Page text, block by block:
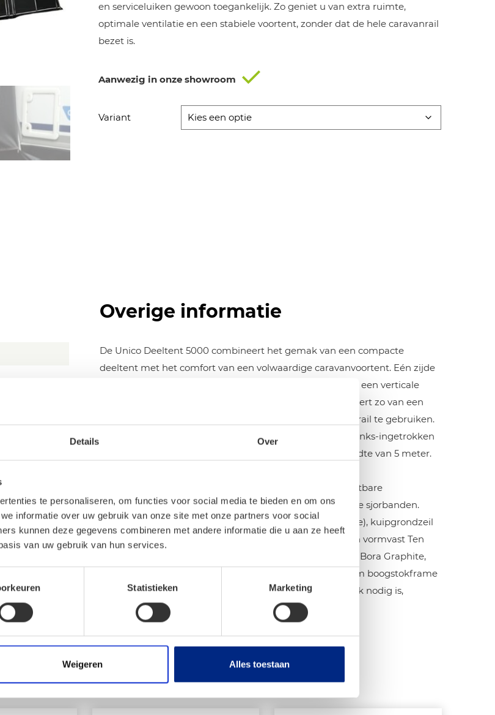
Details Over
te personaliseren, om functies voor social media te bieden en om ons
informatie over uw gebruik van onze site met onze partners voor social
kunnen deze gegevens combineren met andere informatie die u aan ze heeft
van uw gebruik van hun services.
Statistieken Marketing
Weigeren Alles toestaan
en serviceluiken gewoon toegankelijk. Zo geniet u van extra ruimte,
optimale ventilatie en een stabiele voortent, zonder dat de hele caravanrail
bezet is.
Aanwezig in onze showroom
Variant
Overige informatie
De Unico Deeltent 5000 combineert het gemak van een compacte
deeltent met het comfort van een volwaardige caravanvoortent. Eén zijde
schuift volledig in de caravanrail, de andere sluit aan met een verticale
strook, zodat ramen en serviceluiken vrij blijven. U profiteert zo van een
stabiele, goed ventilerende voortent zonder de volledige rail te gebruiken.
De Deeltent 5000 is verkrijgbaar als rechts- (R-5000) en links-ingetrokken
(L-5000) model, met een diepte van 280 cm en een breedte van 5 meter.
De tent biedt driepuntsventilatie, grote ramen met afsluitbare
blinderingskleppen, afneembare slikranden en duurzame sjorbanden.
Uitbreiding is mogelijk met een petluifel, dakluifel (deluxe), kuipgrondzeil
en een inritsbaar gaaspaneel. Gemaakt van sterk, licht en vormvast Ten
Cate All Season-doek en uitgevoerd in de moderne kleur Bora Graphite,
blijft de tent altijd strak dankzij het verstelbare aluminium boogstokframe
en Quick Lock-steunen. Uniek is dat slechts één steunstok nodig is,
waardoor de tent snel en eenvoudig op te zetten is.